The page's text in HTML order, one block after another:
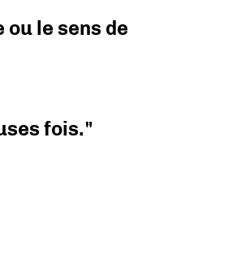
le sens de
fois."